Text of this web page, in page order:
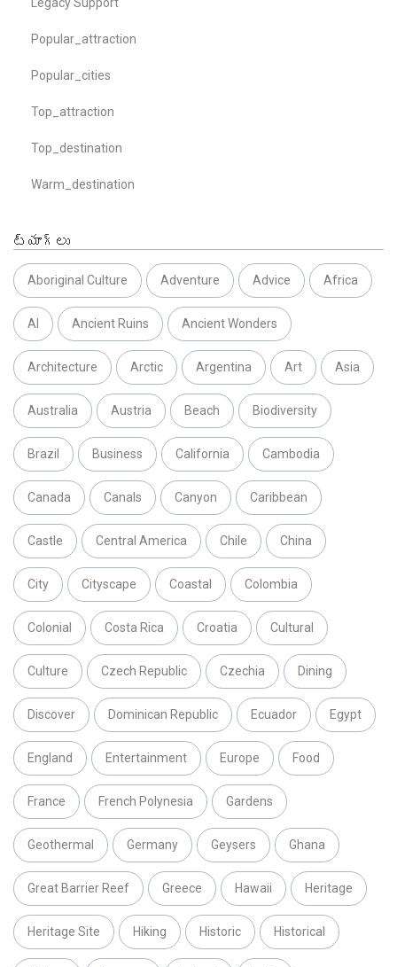
Popular_attraction
Popular_cities
Top_attraction
Top_destination
Warm_destination
ట్యాగ్లు
Aboriginal Culture Adventure Advice Africa
AI Ancient Ruins Ancient Wonders
Architecture Arctic Argentina Art Asia
Australia Austria Beach Biodiversity
Brazil Business California Cambodia
Canada Canals Canyon Caribbean
Castle Central America Chile China
City Cityscape Coastal Colombia
Colonial Costa Rica Croatia Cultural
Culture Czech Republic Czechia Dining
Discover Dominican Republic Ecuador Egypt
England Entertainment Europe Food
France French Polynesia Gardens
Geothermal Germany Geysers Ghana
Great Barrier Reef Greece Hawaii Heritage
Heritage Site Hiking Historic Historical